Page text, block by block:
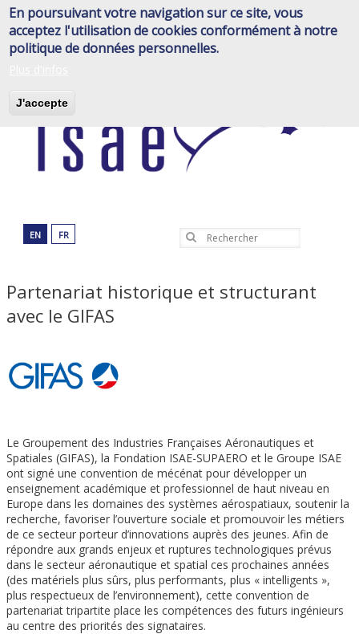
En poursuivant votre navigation sur ce site, vous
acceptez l'utilisation de cookies conformément à notre
politique de données personnelles.
J'accepte
Aller
au
contenu
principal
EN FR Rechercher
Partenariat historique et structurant
avec le GIFAS
Le Groupement des Industries Françaises Aéronautiques et
Spatiales (GIFAS), la Fondation ISAE-SUPAERO et le Groupe ISAE
ont signé une convention de mécénat pour développer un
enseignement académique et professionnel de haut niveau en
Europe dans les domaines des systèmes aérospatiaux, soutenir la
recherche, favoriser l’ouverture sociale et promouvoir les métiers
de ce secteur porteur d’innovations auprès des jeunes. Afin de
répondre aux grands enjeux et ruptures technologiques prévus
dans le secteur aéronautique et spatial ces prochaines années
(des matériels plus sûrs, plus performants, plus « intelligents »,
plus respectueux de l’environnement), cette convention de
partenariat tripartite place les compétences des futurs ingénieurs
au centre des priorités des signataires.